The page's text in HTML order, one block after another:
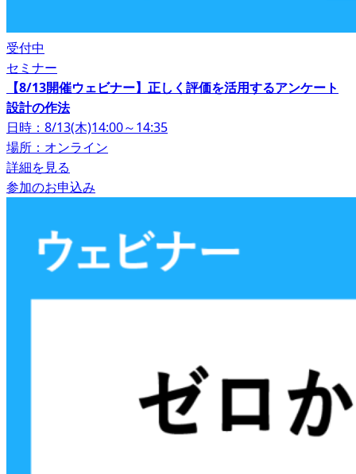
受付中
セミナー
【8/13開催ウェビナー】正しく評価を活用するアンケート
設計の作法
日時：8/13(木)14:00～14:35
場所：オンライン
詳細を見る
参加のお申込み